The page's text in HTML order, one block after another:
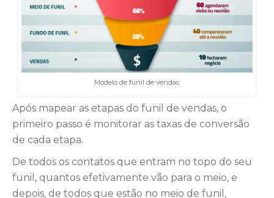
Modelo de funil de vendas
Após mapear as etapas do funil de vendas, o
primeiro passo é monitorar as taxas de conversão
de cada etapa.
De todos os contatos que entram no topo do seu
funil, quantos efetivamente vão para o meio, e
depois, de todos que estão no meio de funil,